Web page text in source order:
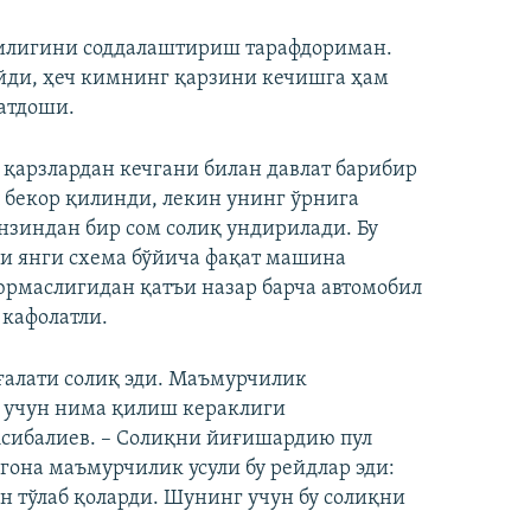
соддалаштириш тарафдориман.
ҳеч кимнинг қарзини кечишга ҳам
кечгани билан давлат барибир
қилинди, лекин унинг ўрнига
бир сом солиқ ундирилади. Бу
янги схема бўйича фақат машина
қатъи назар барча автомобил
солиқ эди. Маъмурчилик
нима қилиш кераклиги
– Солиқни йиғишардию пул
маъмурчилик усули бу рейдлар эди:
тўлаб қоларди. Шунинг учун бу солиқни